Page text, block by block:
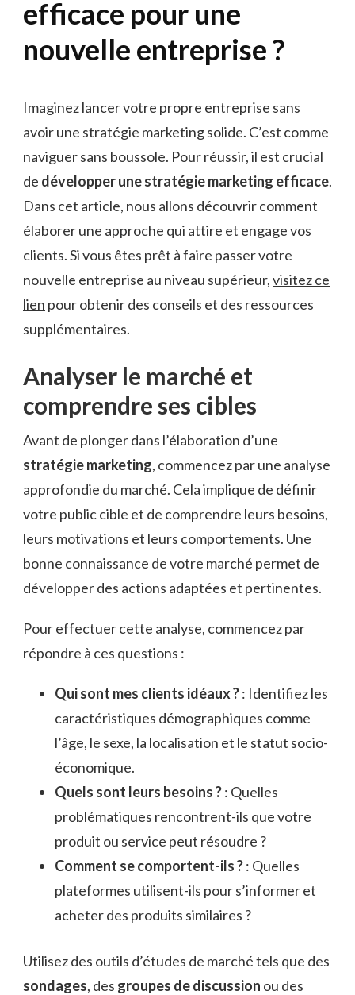
efficace pour une
nouvelle entreprise ?
Imaginez lancer votre propre entreprise sans
avoir une stratégie marketing solide. C’est comme
naviguer sans boussole. Pour réussir, il est crucial
de développer une stratégie marketing efficace.
Dans cet article, nous allons découvrir comment
élaborer une approche qui attire et engage vos
clients. Si vous êtes prêt à faire passer votre
nouvelle entreprise au niveau supérieur,visitez ce
lien pour obtenir des conseils et des ressources
supplémentaires.
Analyser le marché et
comprendre ses cibles
Avant de plonger dans l’élaboration d’une
stratégie marketing, commencez par une analyse
approfondie du marché. Cela implique de définir
votre public cible et de comprendre leurs besoins,
leurs motivations et leurs comportements. Une
bonne connaissance de votre marché permet de
développer des actions adaptées et pertinentes.
Pour effectuer cette analyse, commencez par
répondre à ces questions :
Qui sont mes clients idéaux ?: Identifiez les
caractéristiques démographiques comme
l’âge, le sexe, la localisation et le statut socio-
économique.
Quels sont leurs besoins ?: Quelles
problématiques rencontrent-ils que votre
produit ou service peut résoudre ?
Comment se comportent-ils ?: Quelles
plateformes utilisent-ils pour s’informer et
acheter des produits similaires ?
Utilisez des outils d’études de marché tels que des
sondages, des groupes de discussion ou des